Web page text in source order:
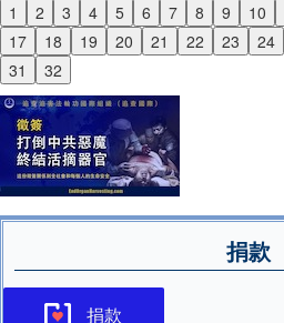
1 2 3 4 5 6 7 8 9 10
17
18 19 20 21 22 23 24
31
32
Previous
Next
捐款
捐款